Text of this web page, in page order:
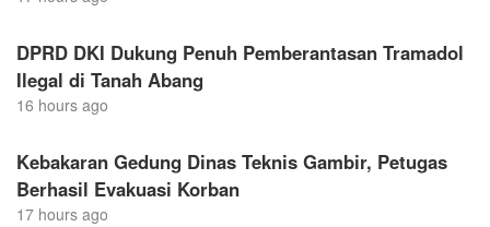
DPRD DKI Dukung Penuh Pemberantasan Tramadol
Ilegal di Tanah Abang
16 hours ago
Kebakaran Gedung Dinas Teknis Gambir, Petugas
Berhasil Evakuasi Korban
17 hours ago